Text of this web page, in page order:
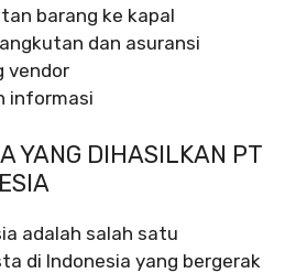
barang ke kapal
dan asuransi
vendor
informasi
YANG DIHASILKAN PT
adalah salah satu
di Indonesia yang bergerak